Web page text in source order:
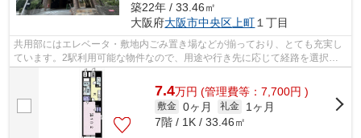
築22年 / 33.46㎡
大阪府大阪市中央区上町１丁目
共用部にはエレベータ・敷地内ごみ置き場などが揃っており、とても充実し
ています。2駅利用可能な物件なので、用途や行き先に応じて経路を選択で
きます。いつでも快適空間を味わえる通...
7.4万円 (管理費等：7,700円 )
敷金 0ヶ月 礼金
1ヶ月
7階 / 1K / 33.46㎡